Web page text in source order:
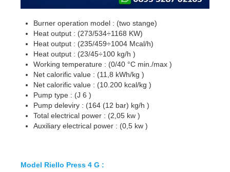
Burner operation model : (two stange)
Heat output : (273/534÷1168 KW)
Heat output : (235/459÷1004 Mcal/h)
Heat output : (23/45÷100 kg/h )
Working temperature : (0/40 °C min./max )
Net calorific value : (11,8 kWh/kg )
Net calorific value : (10.200 kcal/kg )
Pump type : (J 6 )
Pump deleviry : (164 (12 bar) kg/h )
Total electrical power : (2,05 kw )
Auxiliary electrical power : (0,5 kw )
Model Riello Press 4 G :